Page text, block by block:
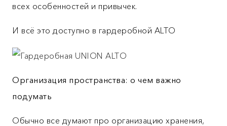
всех особенностей и привычек.
И всё это доступно в гардеробной ALTO
Организация пространства: о чем важно
подумать
Обычно все думают про организацию хранения,